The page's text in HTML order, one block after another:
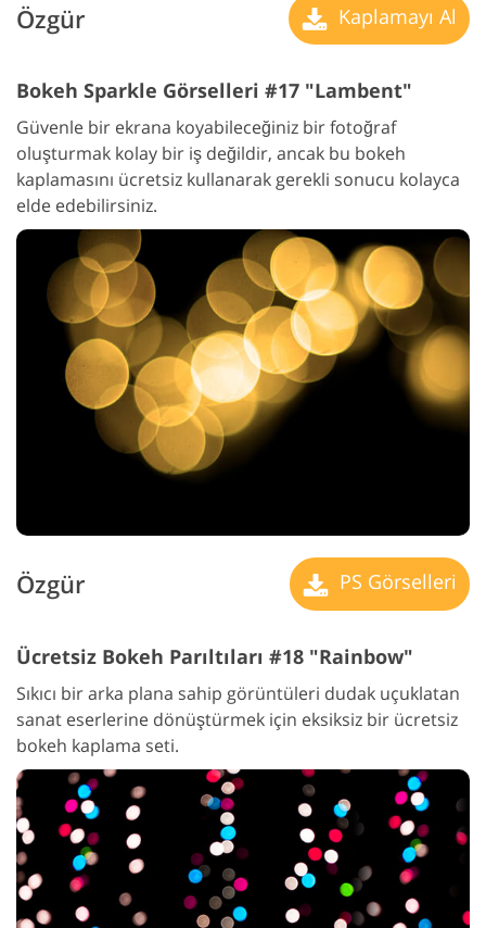
Özgür Kaplamayı Al
Bokeh Sparkle Görselleri #17 "Lambent"
Güvenle bir ekrana koyabileceğiniz bir fotoğraf
oluşturmak kolay bir iş değildir, ancak bu bokeh
kaplamasını ücretsiz kullanarak gerekli sonucu kolayca
elde edebilirsiniz.
Özgür PS Görselleri
Ücretsiz Bokeh Parıltıları #18 "Rainbow"
Sıkıcı bir arka plana sahip görüntüleri dudak uçuklatan
sanat eserlerine dönüştürmek için eksiksiz bir ücretsiz
bokeh kaplama seti.